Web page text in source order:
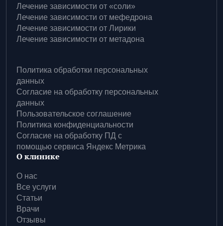
Лечение зависимости от «соли»
Лечение зависимости от мефедрона
Лечение зависимости от Лирики
Лечение зависимости от метадона
Политика обработки персональных
данных
Согласие на обработку персональных
данных
Пользовательское соглашение
Политика конфиденциальности
Согласие на обработку ПД с
помощью сервиса Яндекс Метрика
О клинике
О нас
Все услуги
Статьи
Врачи
Отзывы
Я согласен собработкой персональных данных
конфиденциальности